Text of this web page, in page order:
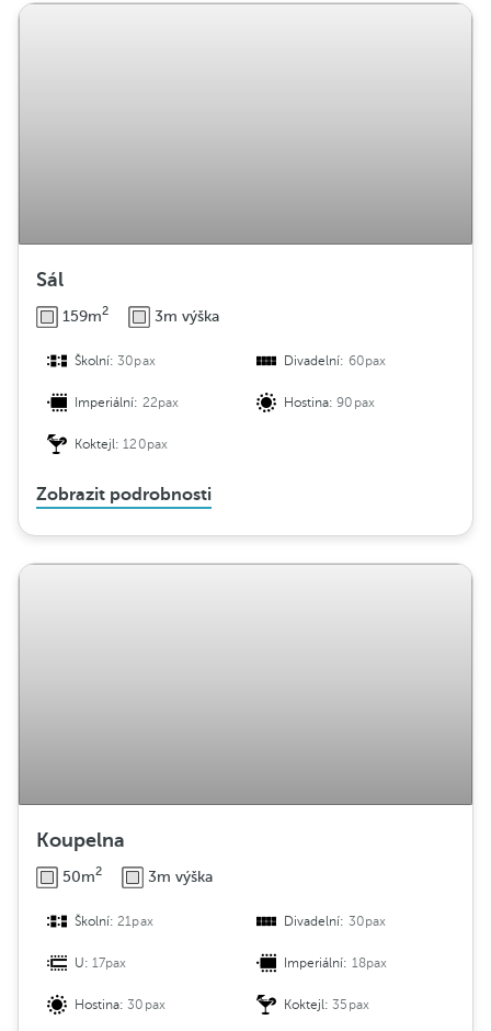
Sál
159m2 3m výška
Školní:30pax Divadelní: 60pax
Imperiální: 22pax Hostina:90pax
Koktejl:120pax
Zobrazit podrobnosti
Koupelna
50m2 3m výška
Školní:21pax Divadelní: 30pax
U:17pax Imperiální: 18pax
Hostina:30pax Koktejl:35pax